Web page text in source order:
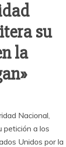
su
la
Nacional,
petición a los
Unidos por la